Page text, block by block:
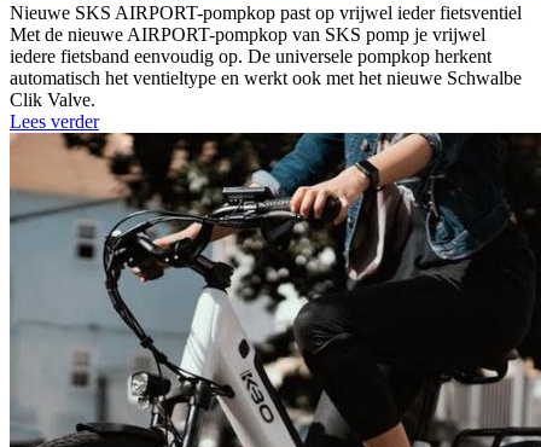
Nieuwe SKS AIRPORT-pompkop past op vrijwel ieder fietsventiel
Met de nieuwe AIRPORT-pompkop van SKS pomp je vrijwel
iedere fietsband eenvoudig op. De universele pompkop herkent
automatisch het ventieltype en werkt ook met het nieuwe Schwalbe
Clik Valve.
Lees verder